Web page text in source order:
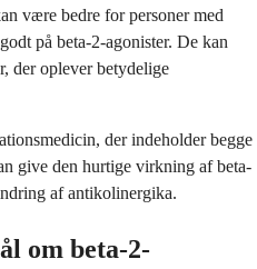
være bedre for personer med
på beta-2-agonister. De kan
der oplever betydelige
der indeholder begge
give den hurtige virkning af beta-
af antikolinergika.
om beta-2-